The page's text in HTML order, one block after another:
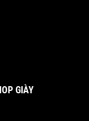
GIÀY